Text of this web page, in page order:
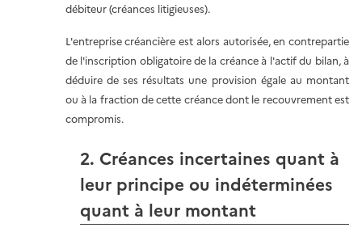
débiteur (créances litigieuses).
L'entreprise créancière est alors autorisée, en contrepartie
de l'inscription obligatoire de la créance à l'actif du bilan, à
déduire de ses résultats une provision égale au montant
ou à la fraction de cette créance dont le recouvrement est
compromis.
2. Créances incertaines quant à
leur principe ou indéterminées
quant à leur montant